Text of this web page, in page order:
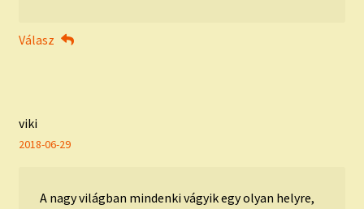
Válasz
viki
2018-06-29
A nagy világban mindenki vágyik egy olyan helyre,